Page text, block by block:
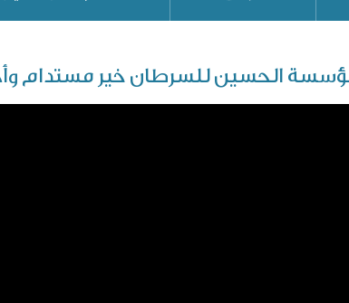
الحسين للسرطان خير مستدام